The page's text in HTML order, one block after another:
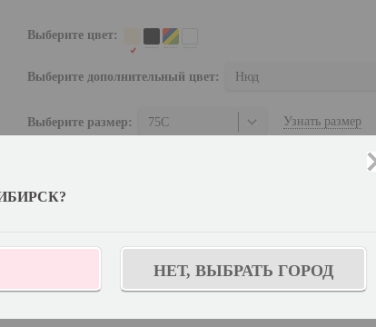
Выберите цвет:
Выберите дополнительный цвет: Нюд
Выберите размер: 75C Узнать размер
С этим товаром покупают:НЕТ, ВЫБРАТЬ ГОРОД